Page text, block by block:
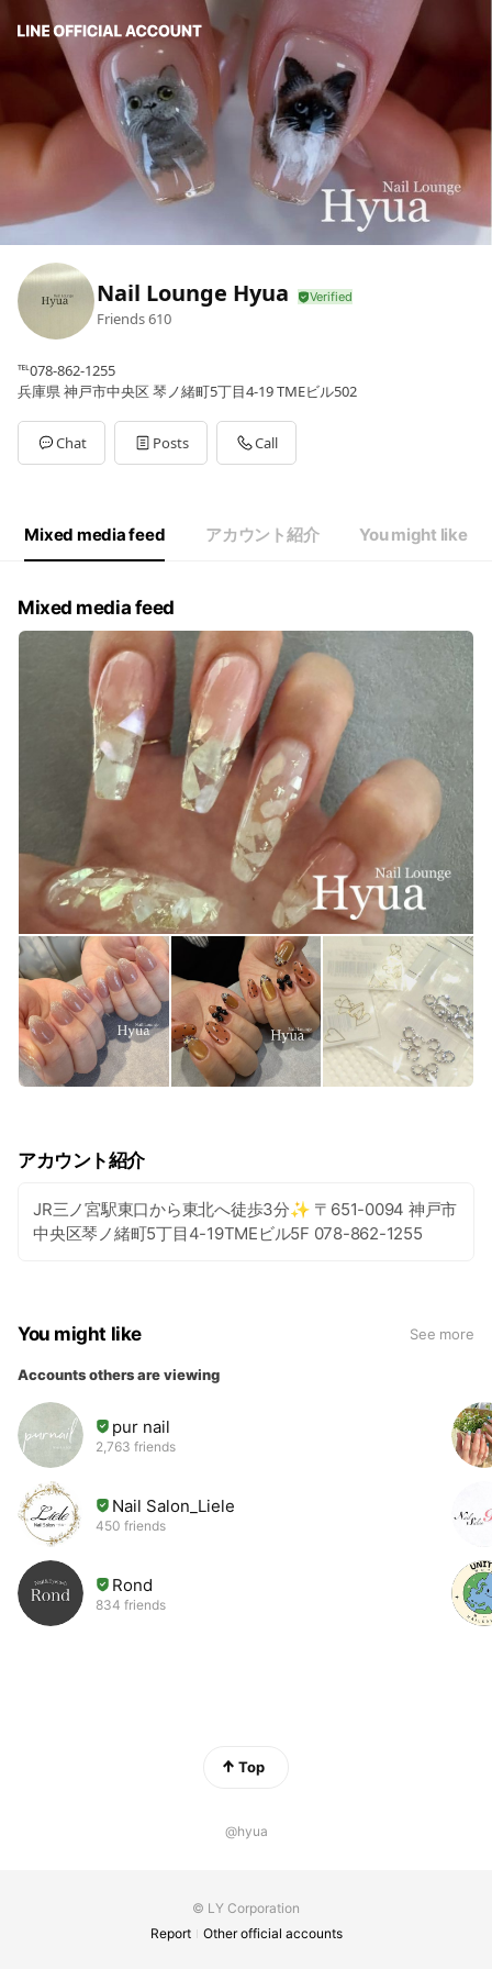
Nail Lounge Hyua
Friends610
℡078-862-1255
兵庫県 神戸市中央区 琴ノ緒町5丁目4-19 TMEビル502
Chat Posts Call
Mixed media feed アカウント紹介 You might like
Mixed media feed
アカウント紹介
JR三ノ宮駅東口から東北へ徒歩3分✨ 〒651-0094 神戸市
中央区琴ノ緒町5丁目4-19TMEビル5F 078-862-1255
You might like See more
Accounts others are viewing
pur nail
2,763 friends
Nail Salon_Liele
450 friends
Rond
834 friends
Top
@hyua
© LY Corporation
Report
Other official accounts